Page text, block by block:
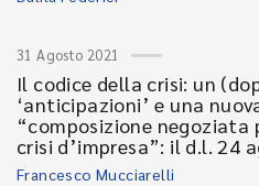
31 Agosto 2021
Il codice della crisi: un
‘anticipazioni’ e una
“composizione negoziata
crisi d’impresa”: il d.l. 24
Francesco Mucciarelli